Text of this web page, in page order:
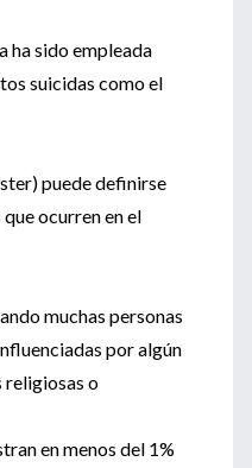
ha sido empleada
suicidas como el
puede definirse
ocurren en el
muchas personas
por algún
religiosas o
en menos del 1%